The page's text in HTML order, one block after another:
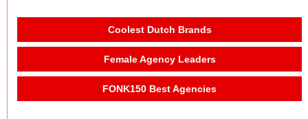
Coolest Dutch Brands
Female Agency Leaders
FONK150 Best Agencies